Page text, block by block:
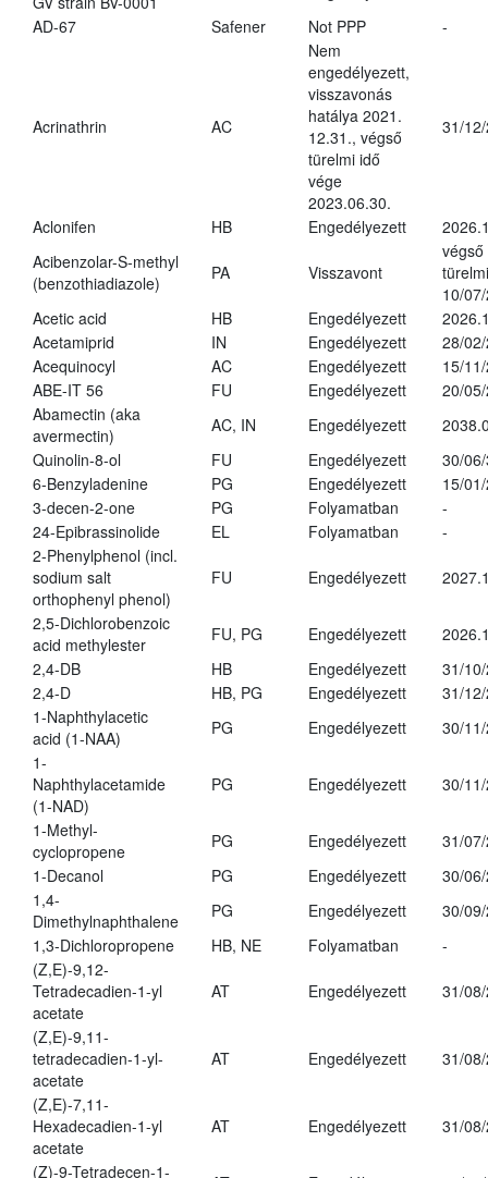
AD-67
Safener Not PPP -
Acrinathrin AC
Nem
engedélyezett,
visszavonás
hatálya 2021.
12.31., végső
türelmi idő
vége
2023.06.30.
31/
Aclonifen HB Engedélyezett
Acibenzolar-S-methyl
(benzothiadiazole)
PA Visszavont
végső
10/
Acetic acid
HB Engedélyezett
Acetamiprid
IN Engedélyezett
28/
Acequinocyl
AC Engedélyezett
15/
ABE-IT 56
FU Engedélyezett
20/
Abamectin (aka
avermectin)
AC, IN Engedélyezett
Quinolin-8-ol
FU Engedélyezett
30/
6-Benzyladenine
PG Engedélyezett
15/
3-decen-2-one
PG Folyamatban
-
24-Epibrassinolide
EL Folyamatban
-
2-Phenylphenol (incl.
sodium salt
orthophenyl phenol)
FU Engedélyezett
2,5-Dichlorobenzoic
acid methylester
FU, PG Engedélyezett
2,4-DB
HB Engedélyezett
31/
2,4-D
HB, PG Engedélyezett
31/
1-Naphthylacetic
acid (1-NAA)
PG Engedélyezett
30/
1-
Naphthylacetamide
(1-NAD)
PG Engedélyezett 30/
1-Methyl-
cyclopropene
PG Engedélyezett
31/
1-Decanol
PG Engedélyezett
30/
1,4-
Dimethylnaphthalene
PG Engedélyezett
30/
1,3-Dichloropropene
HB, NE Folyamatban
-
(Z,E)-9,12-
Tetradecadien-1-yl
acetate
AT Engedélyezett 31/
(Z,E)-9,11-
tetradecadien-1-yl-
acetate
AT Engedélyezett 31/
(Z,E)-7,11-
Hexadecadien-1-yl
acetate
AT Engedélyezett 31/
(Z)-9-Tetradecen-1-